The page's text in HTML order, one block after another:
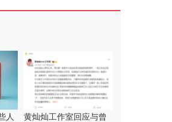
人
黄灿灿工作室回应与曾